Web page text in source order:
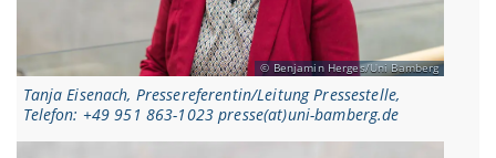
Benjamin Herges/Uni Bamberg
Tanja Eisenach, Pressereferentin/Leitung Pressestelle,
Telefon: +49 951 863-1023 presse(at)uni-bamberg.de